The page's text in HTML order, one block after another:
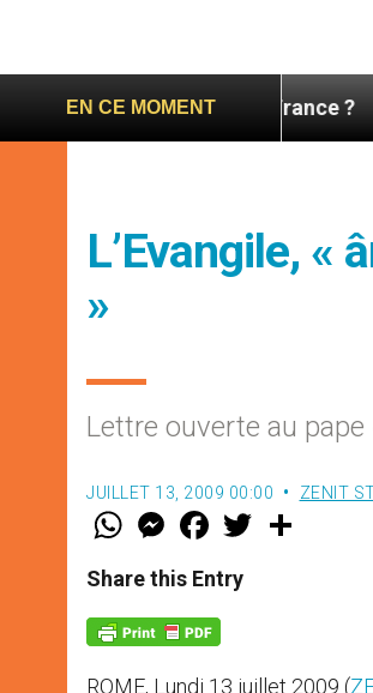
EN CE MOMENT
en France ?
L’Evangile, «
»
Lettre ouverte au pape
JUILLET 13, 2009 00:00 ZENIT
W
t
s
p
p
M
e
s
e
g
e
F
a
e
b
k
w
Share this Entry
ROME, Lundi 13 juillet 2009 (